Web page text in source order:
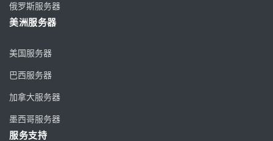
俄罗斯服务器
美洲服务器
美国服务器
巴西服务器
加拿大服务器
墨西哥服务器
服务支持